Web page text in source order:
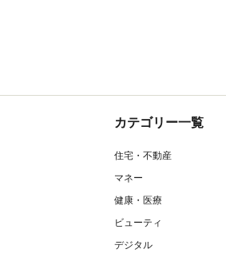
カテゴリー一覧
住宅・不動産
マネー
健康・医療
ビューティ
デジタル